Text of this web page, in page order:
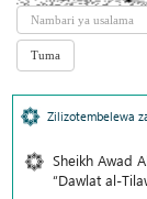
Zilizotembelewa
Sheikh Awad
“Dawlat al-